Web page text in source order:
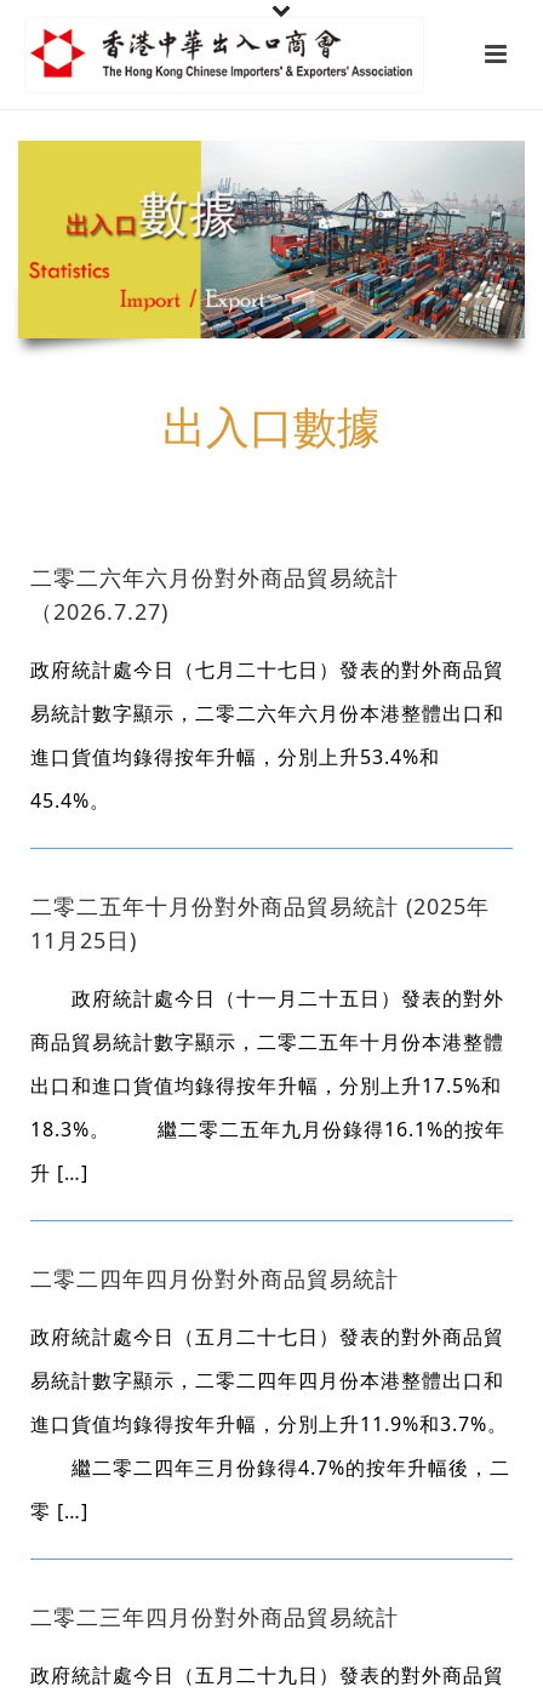
出入口數據
二零二六年六月份對外商品貿易統計
（2026.7.27)
政府統計處今日（七月二十七日）發表的對外商品貿
易統計數字顯示，二零二六年六月份本港整體出口和
進口貨值均錄得按年升幅，分別上升53.4%和
45.4%。
二零二五年十月份對外商品貿易統計 (2025年
11月25日)
政府統計處今日（十一月二十五日）發表的對外
商品貿易統計數字顯示，二零二五年十月份本港整體
出口和進口貨值均錄得按年升幅，分別上升17.5%和
18.3%。 繼二零二五年九月份錄得16.1%的按年
升 […]
二零二四年四月份對外商品貿易統計
政府統計處今日（五月二十七日）發表的對外商品貿
易統計數字顯示，二零二四年四月份本港整體出口和
進口貨值均錄得按年升幅，分別上升11.9%和3.7%。
繼二零二四年三月份錄得4.7%的按年升幅後，二
零 […]
二零二三年四月份對外商品貿易統計
政府統計處今日（五月二十九日）發表的對外商品貿